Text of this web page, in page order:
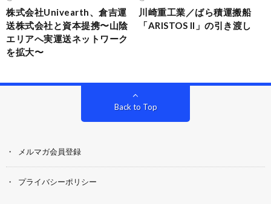
株式会社Univearth、倉吉運
送株式会社と資本提携〜山陰
エリアへ実運送ネットワーク
を拡大〜
川崎重工業／ばら積運搬船
「ARISTOS II」の引き渡し
Back to Top
メルマガ会員登録
プライバシーポリシー